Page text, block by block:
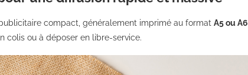
compact, généralement imprimé au format A5 ou A6
colis ou à déposer en libre-service.